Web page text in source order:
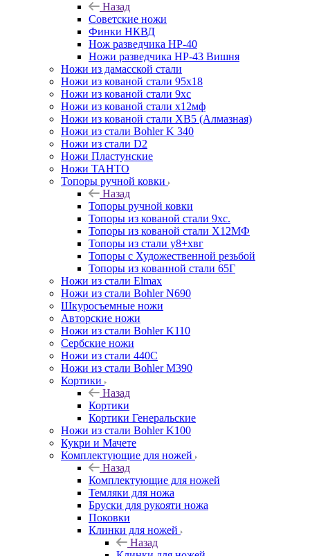
Назад
Советские ножи
Финки НКВД
Нож разведчика НР-40
Ножи разведчика НР-43 Вишня
Ножи из дамасской стали
Ножи из кованой стали 95х18
Ножи из кованой стали 9хс
Ножи из кованой стали х12мф
Ножи из кованой стали ХВ5 (Алмазная)
Ножи из стали Bohler K 340
Ножи из стали D2
Ножи Пластунские
Ножи ТАНТО
Топоры ручной ковки
Назад
Топоры ручной ковки
Топоры из кованой стали 9хс.
Топоры из кованой стали Х12МФ
Топоры из стали у8+хвг
Топоры с Художественной резьбой
Топоры из кованной стали 65Г
Ножи из стали Elmax
Ножи из стали Bohler N690
Шкуросъемные ножи
Авторские ножи
Ножи из стали Bohler K110
Сербские ножи
Ножи из стали 440С
Ножи из стали Bohler M390
Кортики
Назад
Кортики
Кортики Генеральские
Ножи из стали Bohler K100
Кукри и Мачете
Комплектующие для ножей
Назад
Комплектующие для ножей
Темляки для ножа
Бруски для рукояти ножа
Поковки
Клинки для ножей
Назад